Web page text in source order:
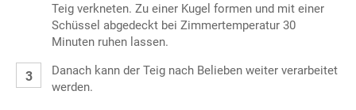
Teig verkneten. Zu einer Kugel formen und mit einer
Schüssel abgedeckt bei Zimmertemperatur 30
Minuten ruhen lassen.
Danach kann der Teig nach Belieben weiter verarbeitet
werden.